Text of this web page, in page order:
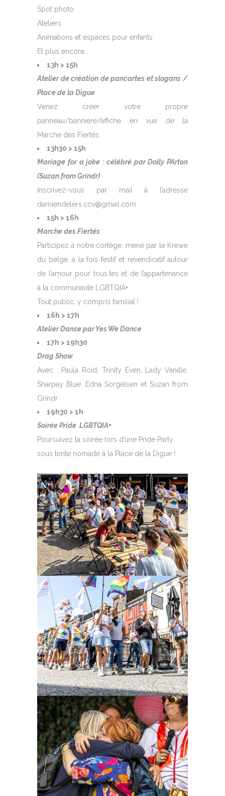
Spot photo
Ateliers
Animations et espaces pour enfants
Et plus encore…
13h > 15h
Atelier de création de pancartes et slogans /
Place de la Digue
Venez créer votre propre
panneau/bannière/affiche en vue de la
Marche des Fiertés.
13h30 > 15h
Mariage for a joke : célébré par Dolly PArton
(Suzan from Grindr)
Inscrivez-vous par mail à l’adresse
damiendelers.ccv@gmail.com
15h > 16h
Marche des Fiertés
Participez à notre cortège, mené par le Krewe
du belge, à la fois festif et revendicatif autour
de l’amour pour tous.tes et de l’appartenance
à la communauté LGBTQIA+
Tout public, y compris familial !
16h > 17h
Atelier Danse par Yes We Dance
17h > 19h30
Drag Show
Avec : Paula Roid, Trinity Even, Lady Vanille,
Sharpay Blue, Edna Sorgelsen et Suzan from
Grindr
19h30 > 1h
Soirée Pride LGBTQIA+
Poursuivez la soirée lors d’une Pride Party
sous tente nomade à la Place de la Digue !